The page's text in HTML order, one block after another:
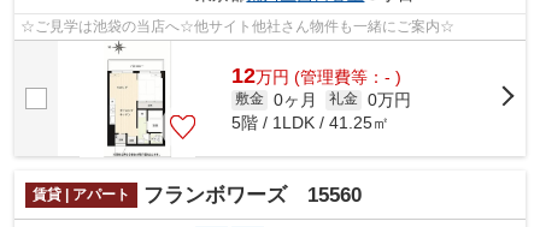
☆ご見学は池袋の当店へ☆他サイト他社さん物件も一緒にご案内☆
12万円 (管理費等：- )
敷金 0ヶ月 礼金 0万円
5階 / 1LDK / 41.25㎡
賃貸 | アパート フランボワーズ 15560